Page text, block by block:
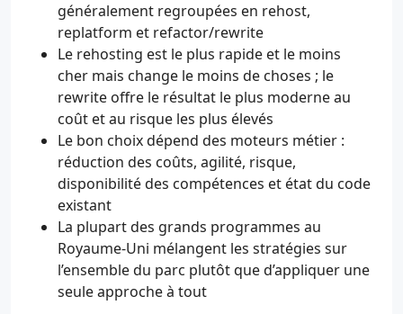
généralement regroupées en rehost,
replatform et refactor/rewrite
Le rehosting est le plus rapide et le moins
cher mais change le moins de choses ; le
rewrite offre le résultat le plus moderne au
coût et au risque les plus élevés
Le bon choix dépend des moteurs métier :
réduction des coûts, agilité, risque,
disponibilité des compétences et état du code
existant
La plupart des grands programmes au
Royaume-Uni mélangent les stratégies sur
l’ensemble du parc plutôt que d’appliquer une
seule approche à tout